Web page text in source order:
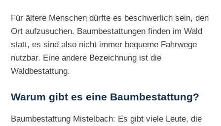
Für ältere Menschen dürfte es beschwerlich sein, den
Ort aufzusuchen. Baumbestattungen finden im Wald
statt, es sind also nicht immer bequeme Fahrwege
nutzbar. Eine andere Bezeichnung ist die
Waldbestattung.
Warum gibt es eine Baumbestattung?
Baumbestattung Mistelbach: Es gibt viele Leute, die